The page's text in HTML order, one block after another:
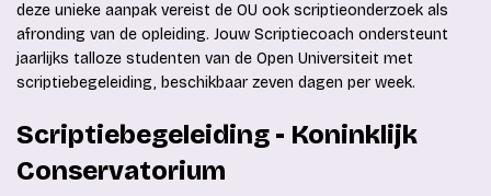
deze unieke aanpak vereist de OU ook scriptieonderzoek als
afronding van de opleiding. Jouw Scriptiecoach ondersteunt
jaarlijks talloze studenten van de Open Universiteit met
scriptiebegeleiding, beschikbaar zeven dagen per week.
Scriptiebegeleiding - Koninklijk
Conservatorium